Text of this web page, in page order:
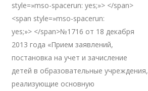
style=»mso-spacerun: yes;»> </span>
<span style=»mso-spacerun:
yes;»> </span>№1716 от 18 декабря
2013 года «Прием заявлений,
постановка на учет и зачисление
детей в образовательные учреждения,
реализующие основную